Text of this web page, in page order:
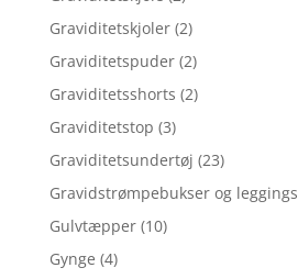
Graviditetskjoler (2)
Graviditetspuder (2)
Graviditetsshorts (2)
Graviditetstop (3)
Graviditetsundertøj (23)
Gravidstrømpebukser og leggings
Gulvtæpper (10)
Gynge (4)